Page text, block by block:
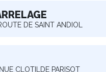
DE SAINT ANDIOL
CLOTILDE PARISOT